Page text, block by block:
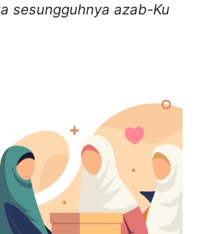
sesungguhnya azab-Ku